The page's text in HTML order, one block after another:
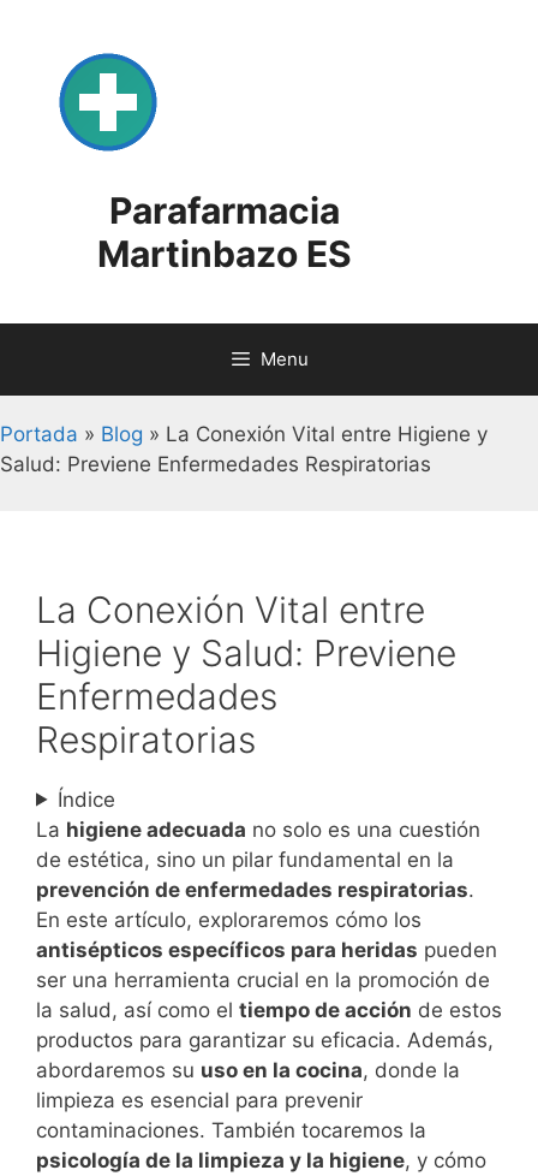
content
Parafarmacia
Martinbazo ES
Menu
Portada » Blog » La Conexión Vital entre Higiene y
Salud: Previene Enfermedades Respiratorias
La Conexión Vital entre
Higiene y Salud: Previene
Enfermedades
Respiratorias
Índice
La higiene adecuada no solo es una cuestión
de estética, sino un pilar fundamental en la
prevención de enfermedades respiratorias.
En este artículo, exploraremos cómo los
antisépticos específicos para heridas pueden
ser una herramienta crucial en la promoción de
la salud, así como el tiempo de acción de estos
productos para garantizar su eficacia. Además,
abordaremos su uso en la cocina, donde la
limpieza es esencial para prevenir
contaminaciones. También tocaremos la
psicología de la limpieza y la higiene, y cómo